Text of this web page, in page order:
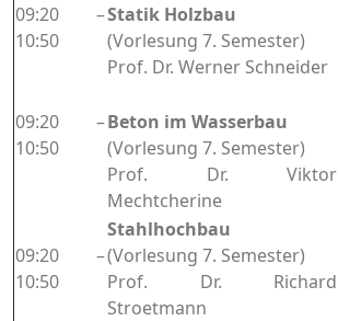
09:20 –
10:50
Statik Holzbau
(Vorlesung 7. Semester)
Prof. Dr. Werner Schneider
09:20 –
10:50
Beton im Wasserbau
(Vorlesung 7. Semester)
Prof. Dr. Viktor
Mechtcherine
09:20 –
10:50
Stahlhochbau
(Vorlesung 7. Semester)
Prof. Dr. Richard
Stroetmann